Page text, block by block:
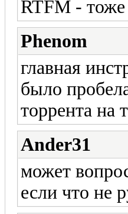
RTFM - тоже
Phenom
главная
было
торрента на
Ander31
может
если что не